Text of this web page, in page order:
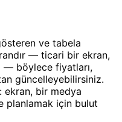
ve tabela
— ticari bir ekran,
— böylece fiyatları,
güncelleyebilirsiniz.
ekran, bir medya
planlamak için bulut